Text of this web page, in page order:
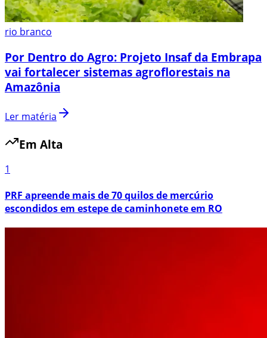
rio branco
Por Dentro do Agro: Projeto Insaf da Embrapa
vai fortalecer sistemas agroflorestais na
Amazônia
Ler matéria
Em Alta
1
PRF apreende mais de 70 quilos de mercúrio
escondidos em estepe de caminhonete em RO